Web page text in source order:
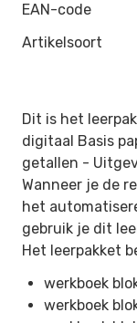
EAN-code
Artikelsoort
Dit is het
digitaal Basis
getallen -
Wanneer je de
het
gebruik je dit
Het leerpakket
werkboek
werkboek